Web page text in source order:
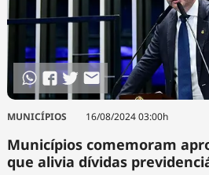
MUNICÍPIOS 16/08/2024 03:00h
Municípios comemoram
que alivia dívidas